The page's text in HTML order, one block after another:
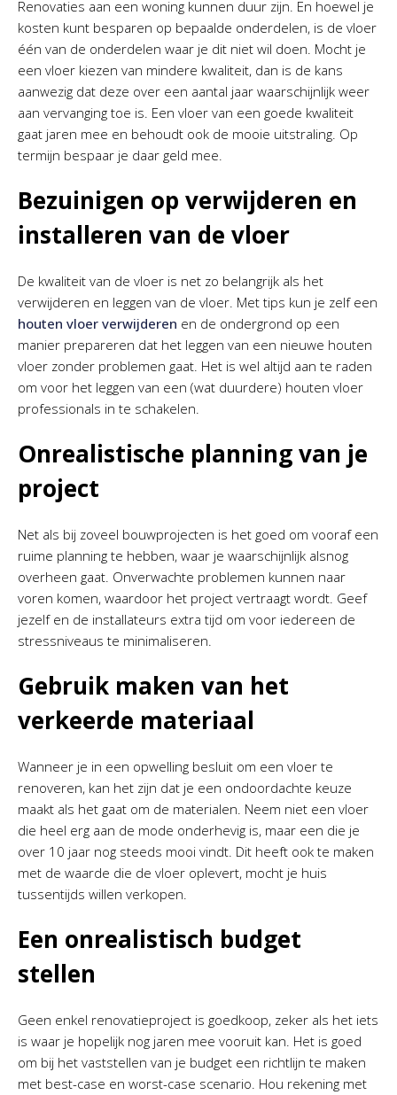
Renovaties aan een woning kunnen duur zijn. En hoewel je
kosten kunt besparen op bepaalde onderdelen, is de vloer
één van de onderdelen waar je dit niet wil doen. Mocht je
een vloer kiezen van mindere kwaliteit, dan is de kans
aanwezig dat deze over een aantal jaar waarschijnlijk weer
aan vervanging toe is. Een vloer van een goede kwaliteit
gaat jaren mee en behoudt ook de mooie uitstraling. Op
termijn bespaar je daar geld mee.
Bezuinigen op verwijderen en
installeren van de vloer
De kwaliteit van de vloer is net zo belangrijk als het
verwijderen en leggen van de vloer. Met tips kun je zelf een
houten vloer verwijderen en de ondergrond op een
manier prepareren dat het leggen van een nieuwe houten
vloer zonder problemen gaat. Het is wel altijd aan te raden
om voor het leggen van een (wat duurdere) houten vloer
professionals in te schakelen.
Onrealistische planning van je
project
Net als bij zoveel bouwprojecten is het goed om vooraf een
ruime planning te hebben, waar je waarschijnlijk alsnog
overheen gaat. Onverwachte problemen kunnen naar
voren komen, waardoor het project vertraagt wordt. Geef
jezelf en de installateurs extra tijd om voor iedereen de
stressniveaus te minimaliseren.
Gebruik maken van het
verkeerde materiaal
Wanneer je in een opwelling besluit om een vloer te
renoveren, kan het zijn dat je een ondoordachte keuze
maakt als het gaat om de materialen. Neem niet een vloer
die heel erg aan de mode onderhevig is, maar een die je
over 10 jaar nog steeds mooi vindt. Dit heeft ook te maken
met de waarde die de vloer oplevert, mocht je huis
tussentijds willen verkopen.
Een onrealistisch budget
stellen
Geen enkel renovatieproject is goedkoop, zeker als het iets
is waar je hopelijk nog jaren mee vooruit kan. Het is goed
om bij het vaststellen van je budget een richtlijn te maken
met best-case en worst-case scenario. Hou rekening met